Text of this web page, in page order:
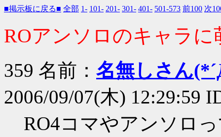
■掲示板に戻る■ 全部 1- 101- 201- 301- 401- 501-573 前100 次
ROアンソロのキャラ
359 名前： 名無しさん
2006/09/07(木) 12:29:59
RO4コマやアンソロ